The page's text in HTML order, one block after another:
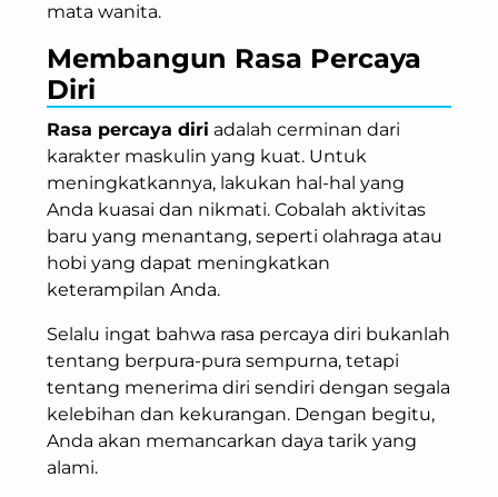
mata wanita.
Membangun Rasa Percaya
Diri
Rasa percaya diri adalah cerminan dari
karakter maskulin yang kuat. Untuk
meningkatkannya, lakukan hal-hal yang
Anda kuasai dan nikmati. Cobalah aktivitas
baru yang menantang, seperti olahraga atau
hobi yang dapat meningkatkan
keterampilan Anda.
Selalu ingat bahwa rasa percaya diri bukanlah
tentang berpura-pura sempurna, tetapi
tentang menerima diri sendiri dengan segala
kelebihan dan kekurangan. Dengan begitu,
Anda akan memancarkan daya tarik yang
alami.